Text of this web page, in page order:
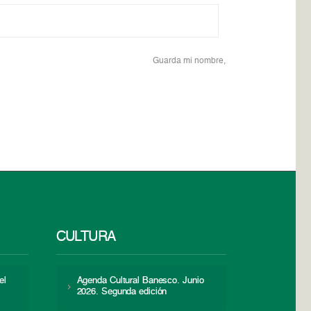
Guarda mi nombre,
CULTURA
Agenda Cultural Banesco. Junio
2026. Segunda edición